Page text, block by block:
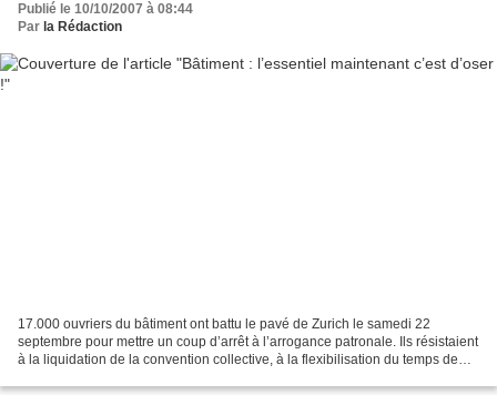
Publié le 10/10/2007 à 08:44
Par la Rédaction
17.000 ouvriers du bâtiment ont battu le pavé de Zurich le samedi 22
septembre pour mettre un coup d’arrêt à l’arrogance patronale. Ils résistaient
à la liquidation de la convention collective, à la flexibilisation du temps de